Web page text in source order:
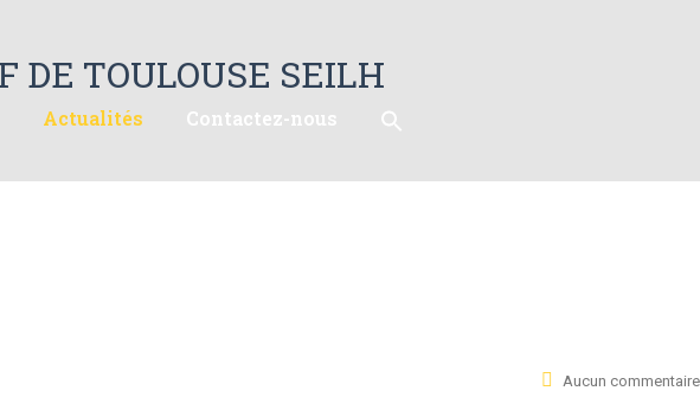
Actualités Contactez-nous
Aucun commentaire